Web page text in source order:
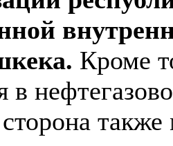
Кроме
в